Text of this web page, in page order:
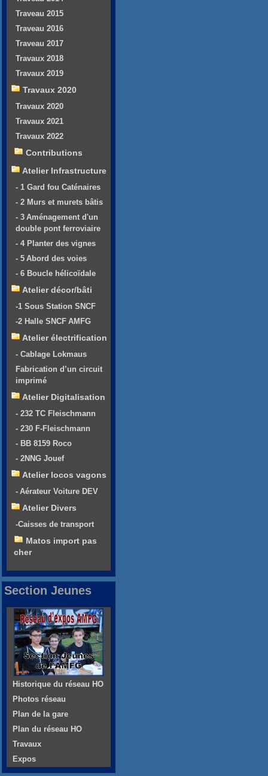
Traveau 2015
Traveau 2016
Traveau 2017
Travaux 2018
Travaux 2019
Travaux 2020
Travaux 2020
Travaux 2021
Travaux 2022
Contributions
Atelier Infrastructure
- 1 Gard fou Caténaires
- 2 Murs et murets bâtis
- 3 Aménagement d'un
double pont ferroviaire
- 4 Planter des vignes
- 5 Abord des voies
- 6 Boucle hélicoïdale
Atelier décor/bâti
-1 Sous Station SNCF
-2 Halle SNCF AMFG
Atelier électrification
- Cablage Lokmaus
Fabrication d’un circuit
imprimé
Atelier Digitalisation
- 232 TC Fleischmann
- 230 F-Fleischmann
- BB 8159 Roco
- 2NNG Jouef
Atelier locos vagons
- Aérateur Voiture DEV
Atelier Divers
-Caisses de transport
Matos import pas
cher
Section Jeunes
Historique du réseau HO
Photos réseau
Plan de la gare
Plan du réseau HO
Travaux
Expos